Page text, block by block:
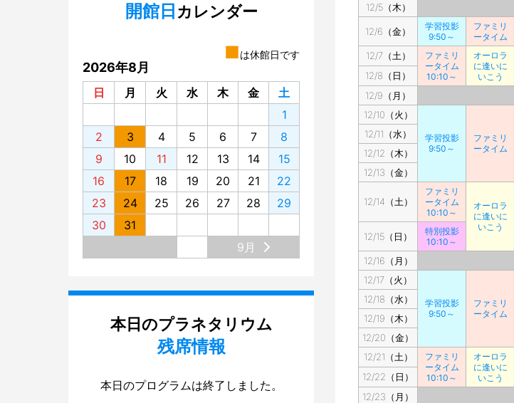
12/5（木）
12/6（金）
学習投影
9:50～
ファミリ
ータイム
12/7（土）
ファミリ
ータイム
10:10～
オーロラ
に逢いに
いこう
12/8（日）
12/9（月）
12/10（火）
学習投影
9:50～
ファミリ
ータイム
12/11（水）
12/12（木）
12/13（金）
12/14（土）
ファミリ
ータイム
10:10～
オーロラ
に逢いに
いこう
12/15（日）
特別投影
10:10～
12/16（月）
12/17（火）
学習投影
9:50～
ファミリ
ータイム
12/18（水）
12/19（木）
12/20（金）
12/21（土）
ファミリ
ータイム
10:10～
オーロラ
に逢いに
いこう
12/22（日）
12/23（月）
開館日 カレンダー
■は休館日です
2026年8月
日 月 火 水 木 金
土
1
2
3 4 5 6 7
8
9
10 11 12 13 14
15
16
17 18 19 20 21
22
23
24 25 26 27 28
29
30
31
9月
本日のプラネタリウム
残席情報
本日のプログラムは終了しました。